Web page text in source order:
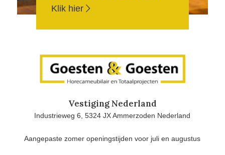
Klik hier
Vestiging Nederland
Industrieweg 6, 5324 JX Ammerzoden Nederland
Aangepaste zomer openingstijden voor juli en augustus